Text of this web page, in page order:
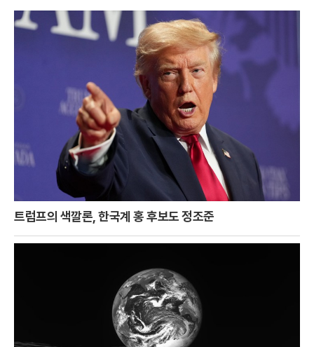
트럼프의 색깔론, 한국계 홍 후보도 정조준